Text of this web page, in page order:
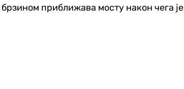
приближава мосту након чега